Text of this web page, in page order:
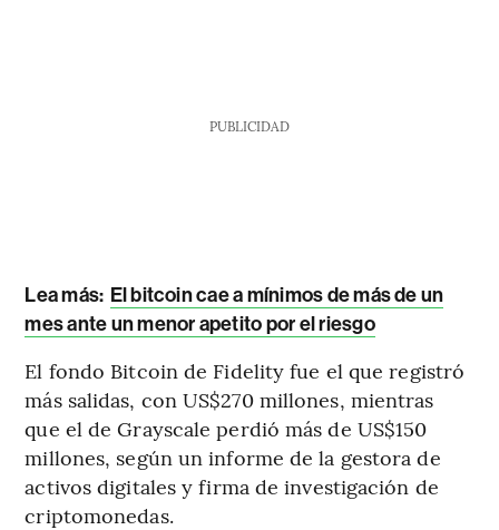
PUBLICIDAD
Lea más: El bitcoin cae a mínimos de más de un
mes ante un menor apetito por el riesgo
El fondo Bitcoin de Fidelity fue el que registró
más salidas, con US$270 millones, mientras
que el de Grayscale perdió más de US$150
millones, según un informe de la gestora de
activos digitales y firma de investigación de
criptomonedas.